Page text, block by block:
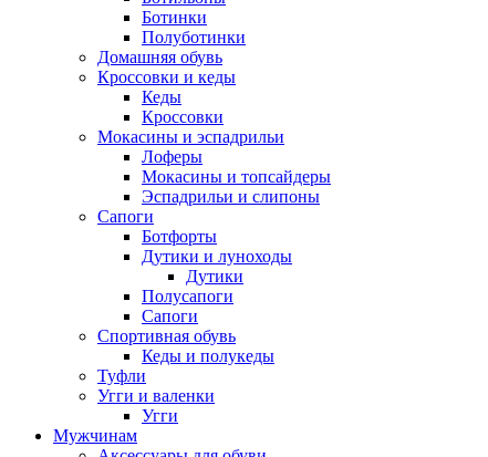
Ботинки
Полуботинки
Домашняя обувь
Кроссовки и кеды
Кеды
Кроссовки
Мокасины и эспадрильи
Лоферы
Мокасины и топсайдеры
Эспадрильи и слипоны
Сапоги
Ботфорты
Дутики и луноходы
Дутики
Полусапоги
Сапоги
Спортивная обувь
Кеды и полукеды
Туфли
Угги и валенки
Угги
Мужчинам